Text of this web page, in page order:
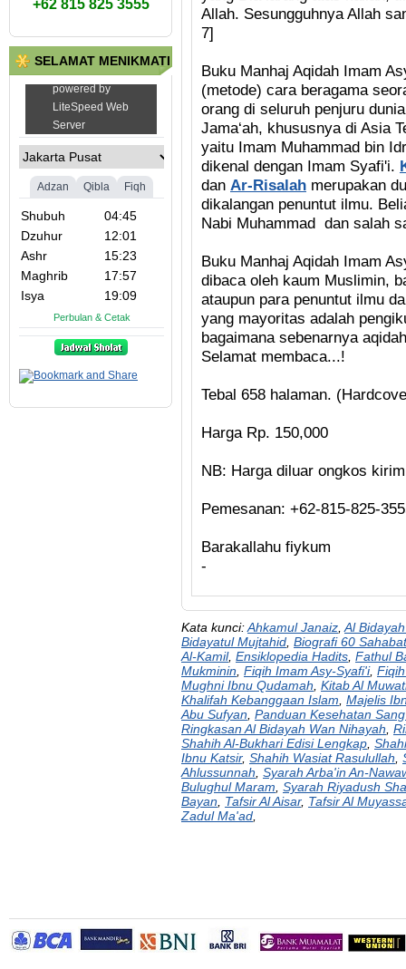
+62 815 825 3555
SELAMAT MENIKMATI
Allah. Sesungguhnya Allah
7]
Buku Manhaj Aqidah Imam
(metode) cara beragama
orang di seluruh penjuru
Jama‘ah, khususnya di Asia
yaitu Imam Muhammad bin
dikenal dengan Imam Syafi'i.
dan Ar-Risalah merupakan
dikalangan penuntut ilmu.
Nabi Muhammad dan salah
Buku Manhaj Aqidah Imam
dibaca oleh kaum Muslimin,
ataupun para penuntut ilmu
yang mayoritas adalah
bagaimana sebenarnya
Selamat membaca...!
Tebal 658 halaman.
Harga Rp. 150,000
NB: Harga diluar ongkos kirim
Pemesanan: +62-815-825-
Barakallahu fiykum
-
Kata kunci:Ahkamul Janaiz Al
Bidayatul Mujtahid Biografi 60
Al-Kamil, Ensiklopedia Hadits Fathul
Mukminin Fiqih Imam Asy-Syafi'i,
Mughni Ibnu Qudamah Kitab Al
Khalifah Kebanggaan Islam Majelis
Abu Sufyan Panduan Kesehatan
Ringkasan Al Bidayah Wan Nihayah
Shahih Al-Bukhari Edisi Lengkap
Ibnu Katsir, Shahih Wasiat Rasulullah
Ahlussunnah Syarah Arba'in An-
Bulughul Maram Syarah Riyadush
Bayan
Tafsir Al Aisar, Tafsir Al
Zadul Ma'ad